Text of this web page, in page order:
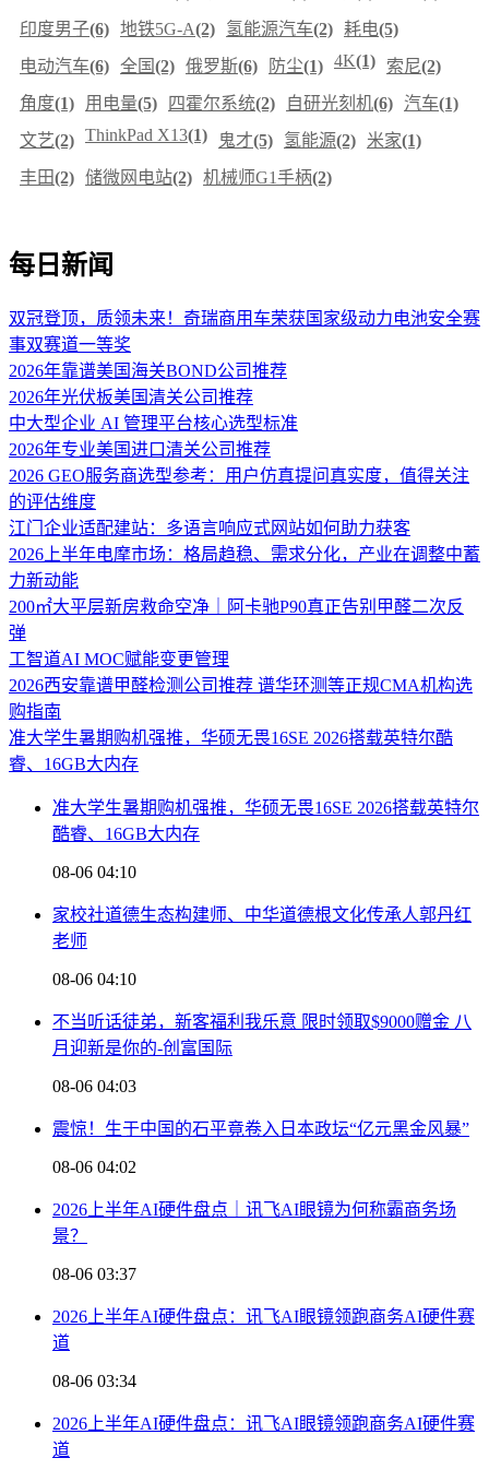
印度男子(6) 地铁5G-A(2) 氢能源汽车(2) 耗电(5)
电动汽车(6) 全国(2) 俄罗斯(6) 防尘(1) 4K(1) 索尼(2)
角度(1) 用电量(5) 四霍尔系统(2) 自研光刻机(6) 汽车(1)
文艺(2) ThinkPad X13(1) 鬼才(5) 氢能源(2) 米家(1)
丰田(2) 储微网电站(2) 机械师G1手柄(2)
每日新闻
双冠登顶，质领未来！奇瑞商用车荣获国家级动力电池安全赛
事双赛道一等奖
2026年靠谱美国海关BOND公司推荐
2026年光伏板美国清关公司推荐
中大型企业 AI 管理平台核心选型标准
2026年专业美国进口清关公司推荐
2026 GEO服务商选型参考：用户仿真提问真实度，值得关注
的评估维度
江门企业适配建站：多语言响应式网站如何助力获客
2026上半年电摩市场：格局趋稳、需求分化，产业在调整中蓄
力新动能
200㎡大平层新房救命空净｜阿卡驰P90真正告别甲醛二次反
弹
工智道AI MOC赋能变更管理
2026西安靠谱甲醛检测公司推荐 谱华环测等正规CMA机构选
购指南
准大学生暑期购机强推，华硕无畏16SE 2026搭载英特尔酷
睿、16GB大内存
准大学生暑期购机强推，华硕无畏16SE 2026搭载英特尔
酷睿、16GB大内存
08-06 04:10
家校社道德生态构建师、中华道德根文化传承人郭丹红
老师
08-06 04:10
不当听话徒弟，新客福利我乐意 限时领取$9000赠金 八
月迎新是你的-创富国际
08-06 04:03
震惊！生于中国的石平竟卷入日本政坛“亿元黑金风暴”
08-06 04:02
2026上半年AI硬件盘点｜讯飞AI眼镜为何称霸商务场
景？
08-06 03:37
2026上半年AI硬件盘点：讯飞AI眼镜领跑商务AI硬件赛
道
08-06 03:34
2026上半年AI硬件盘点：讯飞AI眼镜领跑商务AI硬件赛
道